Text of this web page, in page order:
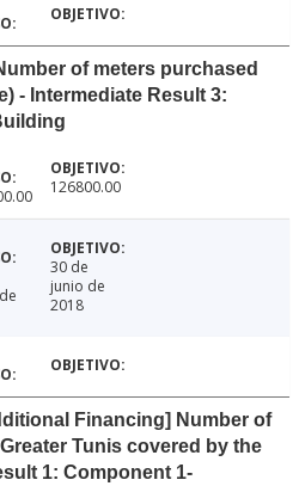
of meters purchased
- Intermediate Result 3:
126800.00
30 de
junio de
2018
Financing] Number of
Tunis covered by the
1: Component 1-